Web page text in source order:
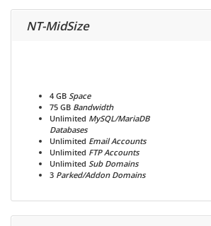
NT-MidSize
4 GB Space
75 GB Bandwidth
Unlimited MySQL/MariaDB
Databases
Unlimited Email Accounts
Unlimited FTP Accounts
Unlimited Sub Domains
3 Parked/Addon Domains